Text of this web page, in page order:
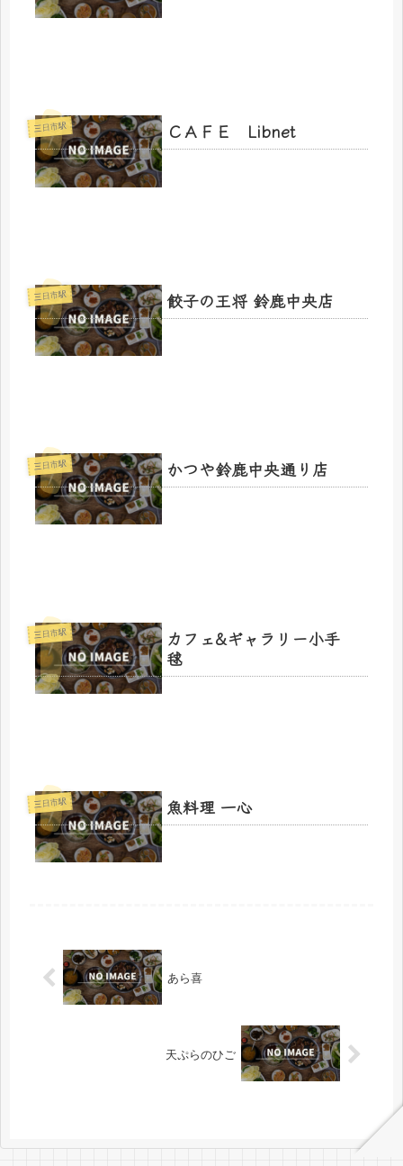
三日市駅 ＣＡＦＥ Libnet
三日市駅 餃子の王将 鈴鹿中央店
三日市駅 かつや鈴鹿中央通り店
三日市駅
カフェ&ギャラリー小手
毬
三日市駅 魚料理 一心
あら喜
天ぷらのひご